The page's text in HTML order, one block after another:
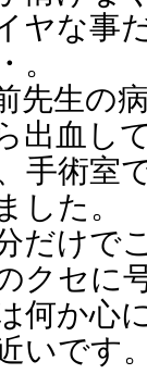
ヤな事
。
先生の
出血し
手術室
した。
だけで
クセに
何か心
いです